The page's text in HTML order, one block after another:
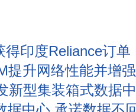
得印度Reliance订单
提升网络性能并增
新型集装箱式数据